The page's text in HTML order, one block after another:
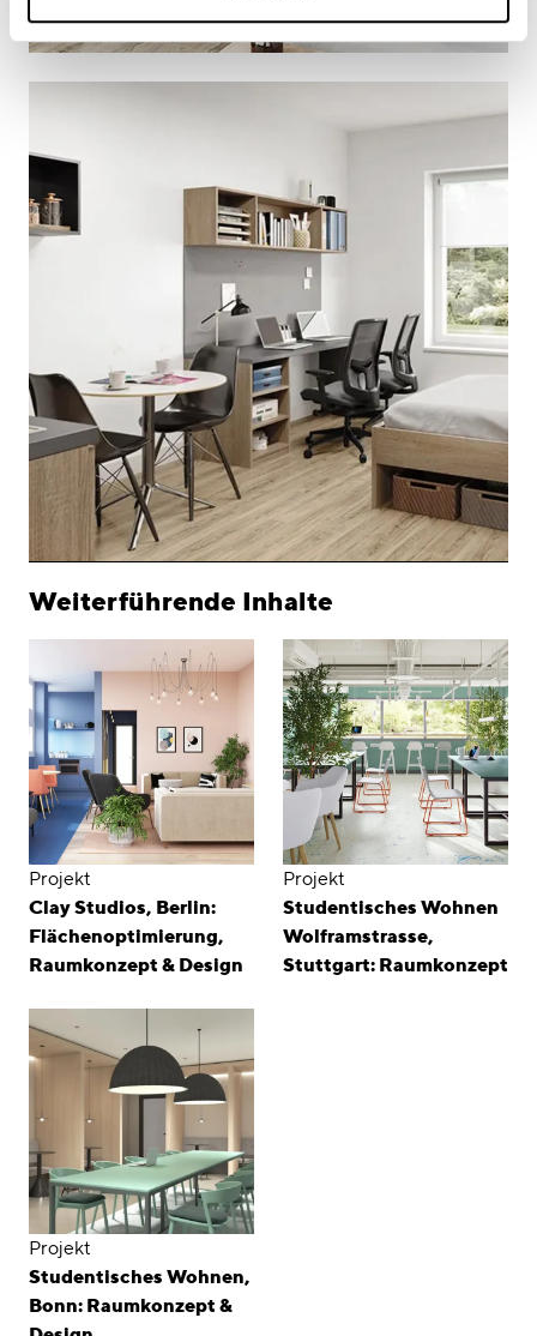
Weiterführende Inhalte
Projekt
Clay Studios, Berlin:
Flächenoptimierung,
Raumkonzept & Design
Projekt
Studentisches Wohnen
Wolframstrasse,
Stuttgart: Raumkonzept
Projekt
Studentisches Wohnen,
Bonn: Raumkonzept &